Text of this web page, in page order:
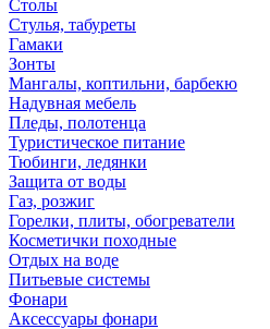
Столы
Стулья, табуреты
Гамаки
Зонты
Мангалы, коптильни, барбекю
Надувная мебель
Пледы, полотенца
Туристическое питание
Тюбинги, ледянки
Защита от воды
Газ, розжиг
Горелки, плиты, обогреватели
Косметички походные
Отдых на воде
Питьевые системы
Фонари
Аксессуары фонари